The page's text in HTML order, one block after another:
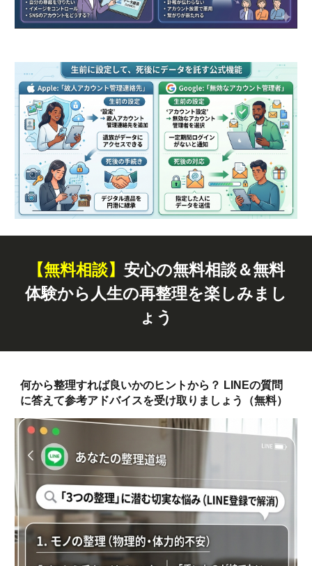
【無料相談】 安心の無料相談＆無料
体験から人生の再整理を楽しみまし
ょう
何から整理すれば良いかのヒントから？ LINEの質問
に答えて参考アドバイスを受け取りましょう（無料）